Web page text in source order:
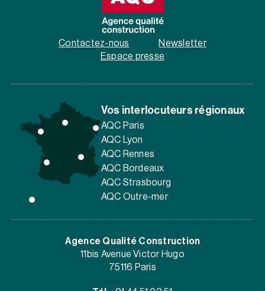
Contactez-nous
Newsletter
Espace presse
Vos interlocuteurs régionaux
AQC Paris
AQC Lyon
AQC Rennes
AQC Bordeaux
AQC Strasbourg
AQC Outre-mer
Agence Qualité Construction
11bis Avenue Victor Hugo
75116 Paris